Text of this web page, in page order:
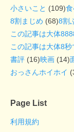
小さいこと (109)食
8割まじめ (68)8割
この記事は大体
この記事は大体8秒
書評 (16)映画 (14)
おっさんホイホイ
Page List
利用規約